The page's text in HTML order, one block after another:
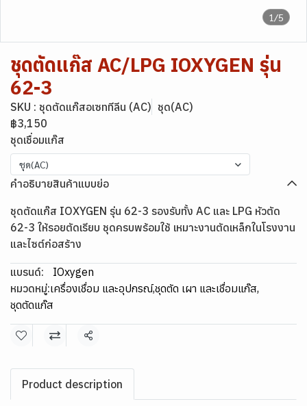
1/5
ชุดตัดแก๊ส AC/LPG IOXYGEN รุ่น
62-3
SKU : ชุดตัดแก๊สอเซททีลีน (AC) ชุด(AC)
฿3,150
ชุดเชื่อมแก๊ส
ชุด(AC)
คำอธิบายสินค้าแบบย่อ
ชุดตัดแก๊ส IOXYGEN รุ่น 62-3 รองรับทั้ง AC และ LPG หัวตัด
62-3 ให้รอยตัดเรียบ ชุดครบพร้อมใช้ เหมาะงานตัดเหล็กในโรงงาน
และไซต์ก่อสร้าง
แบรนด์:
IOxygen
หมวดหมู่:เครื่องเชื่อม และอุปกรณ์,ชุดตัด เผา และเชื่อมแก๊ส,
ชุดตัดแก๊ส
แชร์
Product description